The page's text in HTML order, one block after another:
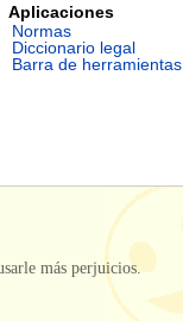
Aplicaciones
Normas
Diccionario legal
Barra de herramientas
más perjuicios.